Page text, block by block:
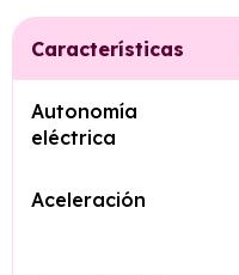
Características
Autonomía
eléctrica
Aceleración